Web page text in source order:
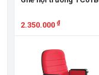
2.350.000 ₫